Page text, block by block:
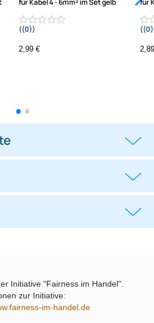
10x Kabelquetschverbinder 24K
Initiative "Fairness im Handel".
zur Initiative:
im-handel.de